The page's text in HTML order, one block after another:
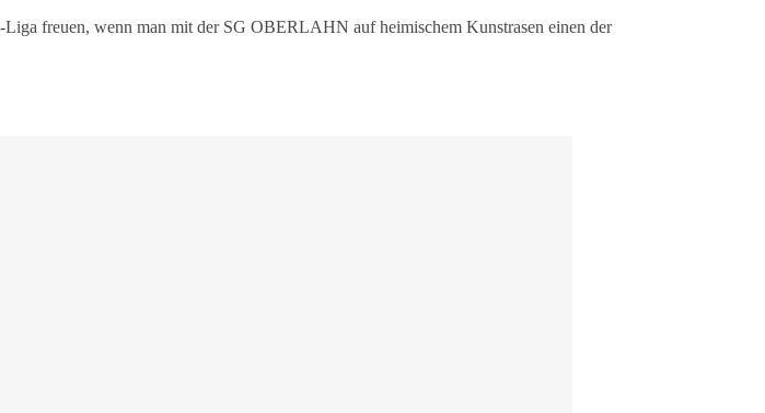
freuen, wenn man mit der SG OBERLAHN auf heimischem Kunstrasen einen der